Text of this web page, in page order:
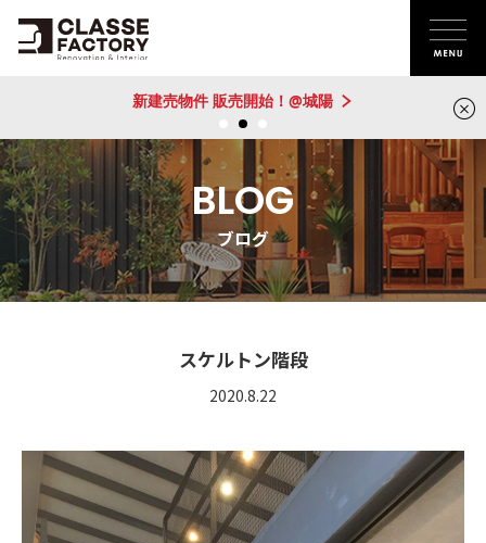
新建売物件 販売開始！@城陽
BLOG
ブログ
スケルトン階段
2020.8.22